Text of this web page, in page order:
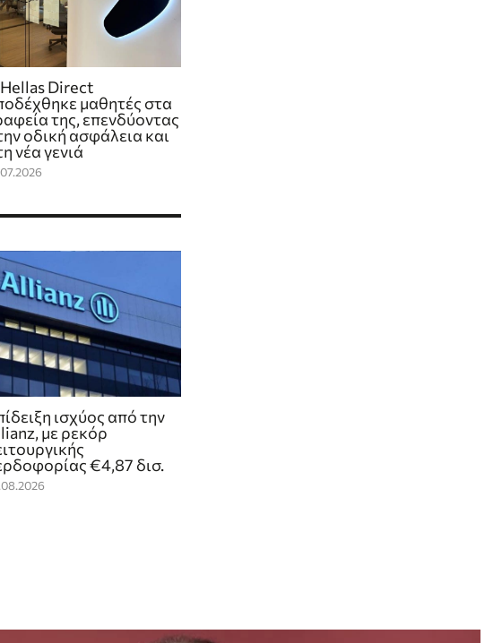
Direct
μαθητές στα
της, επενδύοντας
οδική ασφάλεια και
νέα γενιά
ισχύος από την
με ρεκόρ
€4,87 δισ.